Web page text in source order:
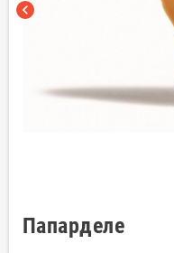
chevron_left
Папарделе